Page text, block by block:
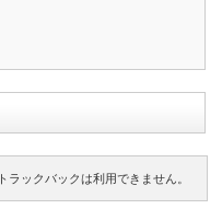
トラックバックは利用できません。